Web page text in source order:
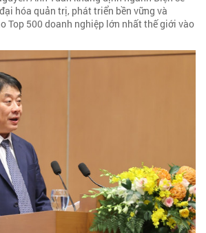
hóa quản trị, phát triển bền vững và
Top 500 doanh nghiệp lớn nhất thế giới vào